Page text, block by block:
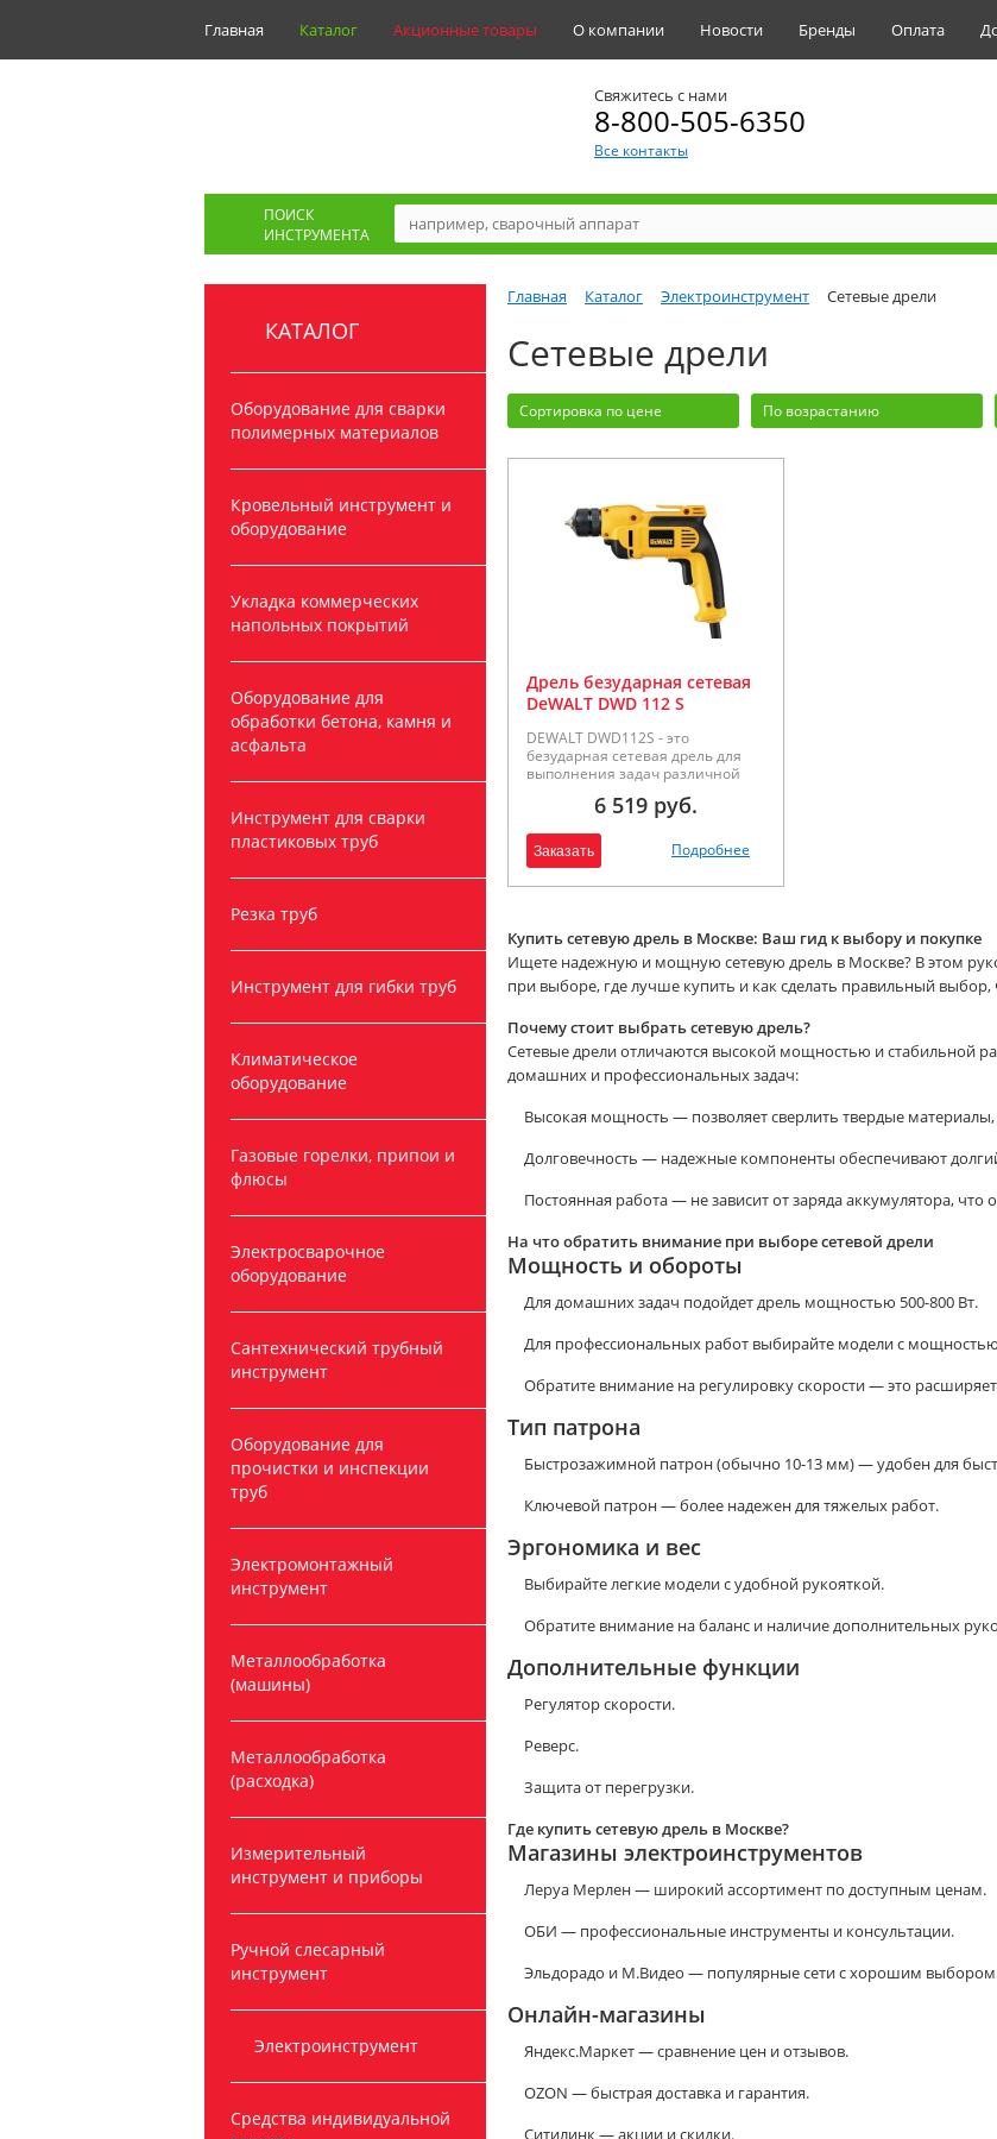
Главная Каталог Акционные товары О компании Новости Бренды Оплата
Свяжитесь с нами
8-800-505-6350
Все контакты
ПОИСК
ИНСТРУМЕНТА
КАТАЛОГ
Оборудование для сварки
полимерных материалов
Кровельный инструмент и
оборудование
Укладка коммерческих
напольных покрытий
Оборудование для
обработки бетона, камня и
асфальта
Инструмент для сварки
пластиковых труб
Резка труб
Инструмент для гибки труб
Климатическое
оборудование
Газовые горелки, припои и
флюсы
Электросварочное
оборудование
Сантехнический трубный
инструмент
Оборудование для
прочистки и инспекции
труб
Электромонтажный
инструмент
Металлообработка
(машины)
Металлообработка
(расходка)
Измерительный
инструмент и приборы
Ручной слесарный
инструмент
Электроинструмент
Средства индивидуальной
Главная Каталог Электроинструмент Сетевые дрели
Сетевые дрели
Сортировка по цене По возрастанию
Дрель безударная сетевая
DeWALT DWD 112 S
QS
DEWALT DWD112S - это
безударная сетевая дрель для
выполнения задач различной
производится сверление
деревянных заготовках.
Инструмент оснащен
контроль инструмента
обеспечивается за счет
эргономичного дизайна и
обрезиненной рукоятке.
6 519 руб.
Заказать Подробнее
Купить сетевую дрель в Москве: Ваш гид к выбору и покупке
Ищете надежную и мощную сетевую дрель в Москве? В этом
при выборе, где лучше купить и как сделать правильный
Почему стоит выбрать сетевую дрель?
Сетевые дрели отличаются высокой мощностью и стабильной
домашних и профессиональных задач:
Высокая мощность — позволяет сверлить твердые материалы,
Долговечность — надежные компоненты обеспечивают
Постоянная работа — не зависит от заряда аккумулятора,
На что обратить внимание при выборе сетевой дрели
Мощность и обороты
Для домашних задач подойдет дрель мощностью 500-800 Вт.
Для профессиональных работ выбирайте модели с
Обратите внимание на регулировку скорости — это
Тип патрона
Быстрозажимной патрон (обычно 10-13 мм) — удобен для
Ключевой патрон — более надежен для тяжелых работ.
Эргономика и вес
Выбирайте легкие модели с удобной рукояткой.
Обратите внимание на баланс и наличие дополнительных
Дополнительные функции
Регулятор скорости.
Реверс.
Защита от перегрузки.
Где купить сетевую дрель в Москве?
Магазины электроинструментов
Леруа Мерлен — широкий ассортимент по доступным ценам.
ОБИ — профессиональные инструменты и консультации.
Эльдорадо и М.Видео — популярные сети с хорошим
Онлайн-магазины
Яндекс.Маркет — сравнение цен и отзывов.
OZON — быстрая доставка и гарантия.
Ситилинк — акции и скидки.